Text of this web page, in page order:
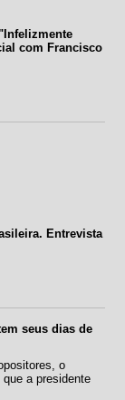
com Francisco
Entrevista
seus dias de
o
a presidente